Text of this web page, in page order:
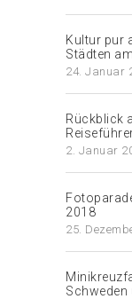
Kultur pur
Städten
24. Januar
Rückblick
2. Januar
2018
25.
Schweden